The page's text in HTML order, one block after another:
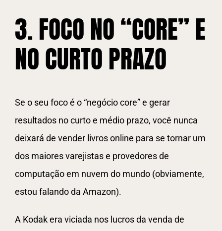
3. FOCO NO “CORE” E
NO CURTO PRAZO
Se o seu foco é o “negócio core” e gerar
resultados no curto e médio prazo, você nunca
deixará de vender livros online para se tornar um
dos maiores varejistas e provedores de
computação em nuvem do mundo (obviamente,
estou falando da Amazon).
A Kodak era viciada nos lucros da venda de